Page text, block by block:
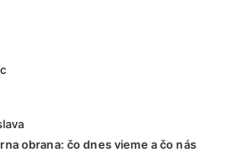
obrana: čo dnes vieme a čo nás